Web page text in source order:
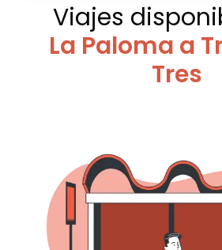
Viajes
La Paloma a
Tres